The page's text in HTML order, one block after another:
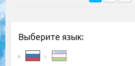
Выберите язык: